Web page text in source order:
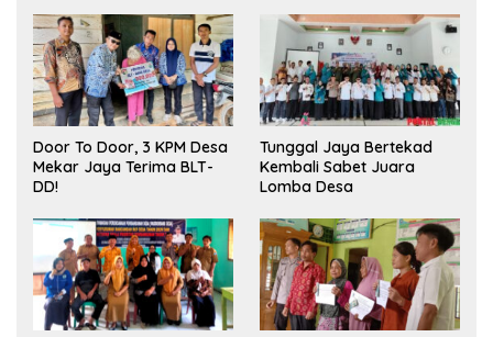
Door To Door, 3 KPM Desa
Mekar Jaya Terima BLT-
DD!
Tunggal Jaya Bertekad
Kembali Sabet Juara
Lomba Desa